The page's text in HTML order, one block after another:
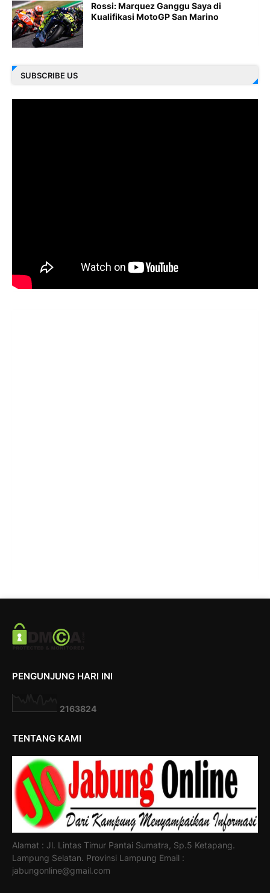
Rossi: Marquez Ganggu Saya di
Kualifikasi MotoGP San Marino
SUBSCRIBE US
PENGUNJUNG HARI INI
2163824
TENTANG KAMI
Alamat : Jl. Lintas Timur Pantai Sumatra, Sp.5 Ketapang.
Lampung Selatan. Provinsi Lampung Email :
jabungonline@gmail.com